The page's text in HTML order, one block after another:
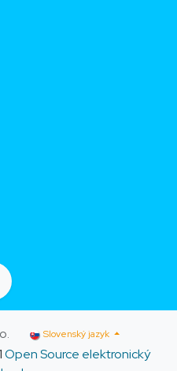
Slovenský jazyk
Open Source elektronický